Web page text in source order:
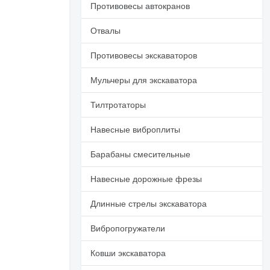
Противовесы автокранов
Отвалы
Противовесы экскаваторов
Мульчеры для экскаватора
Тилтротаторы
Навесные виброплиты
Барабаны смесительные
Навесные дорожные фрезы
Длинные стрелы экскаватора
Вибропогружатели
Ковши экскаватора